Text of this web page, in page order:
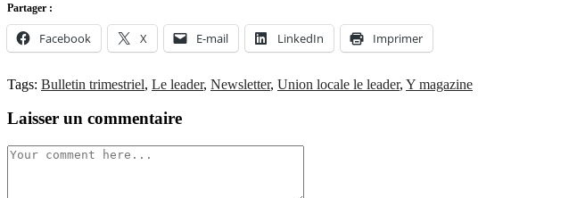
Partager :
Facebook X E-mail LinkedIn Imprimer
Tags: Bulletin trimestriel, Le leader, Newsletter, Union locale le leader, Y magazine
Laisser un commentaire